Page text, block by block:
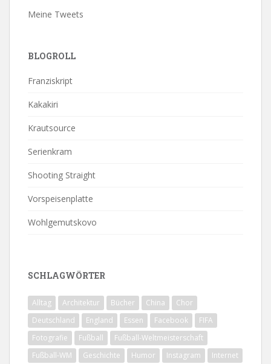
Meine Tweets
BLOGROLL
Franziskript
Kakakiri
Krautsource
Serienkram
Shooting Straight
Vorspeisenplatte
Wohlgemutskovo
SCHLAGWÖRTER
Alltag Architektur Bücher China
Chor
Deutschland
England Essen Facebook
FIFA
Fotografie
Fußball
Fußball-Weltmeisterschaft
Fußball-WM
Geschichte Humor Instagram
Internet